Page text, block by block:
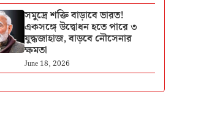
সমুদ্রে শক্তি বাড়াবে ভারত!
একসঙ্গে উদ্বোধন হতে পারে ৩
যুদ্ধজাহাজ, বাড়বে নৌসেনার
ক্ষমতা
June 18, 2026